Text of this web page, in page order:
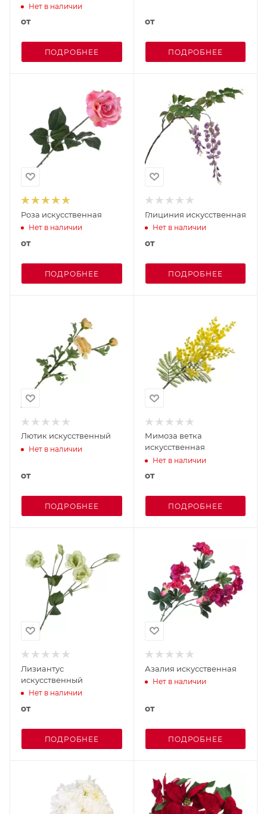
Нет в наличии
от
ПОДРОБНЕЕ
от
ПОДРОБНЕЕ
Роза искусственная
Нет в наличии
от
ПОДРОБНЕЕ
Глициния искусственная
Нет в наличии
от
ПОДРОБНЕЕ
Лютик искусственный
Нет в наличии
от
ПОДРОБНЕЕ
Мимоза ветка
искусственная
Нет в наличии
от
ПОДРОБНЕЕ
Лизиантус
искусственный
Нет в наличии
от
ПОДРОБНЕЕ
Азалия искусственная
Нет в наличии
от
ПОДРОБНЕЕ